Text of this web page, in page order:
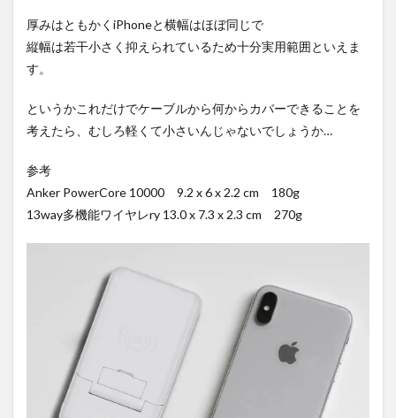
厚みはともかくiPhoneと横幅はほぼ同じで
縦幅は若干小さく抑えられているため十分実用範囲といえま
す。
というかこれだけでケーブルから何からカバーできることを
考えたら、むしろ軽くて小さいんじゃないでしょうか…
参考
Anker PowerCore 10000 9.2 x 6 x 2.2 cm 180g
13way多機能ワイヤレry 13.0 x 7.3 x 2.3 cm 270g